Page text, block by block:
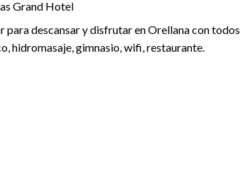
para descansar y disfrutar en Orellana con todos
hidromasaje, gimnasio, wifi, restaurante.